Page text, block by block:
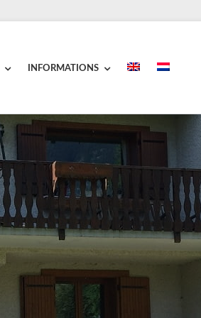
INFORMATIONS